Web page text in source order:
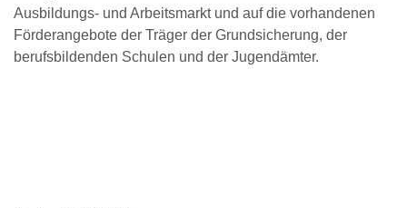
Ausbildungs- und Arbeitsmarkt und auf die vorhandenen
Förderangebote der Träger der Grundsicherung, der
berufsbildenden Schulen und der Jugendämter.